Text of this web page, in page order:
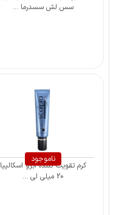
سس لش سسدرما ...
ناموجود
کرم تقویت کننده ابرو اسکالپیا
20 میلی لی ...